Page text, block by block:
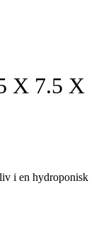
X 7.5 X
i en hydroponisk